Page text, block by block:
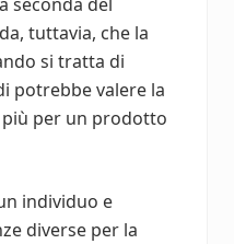
tuttavia, che la
si tratta di
potrebbe valere la
più per un prodotto
individuo e
diverse per la